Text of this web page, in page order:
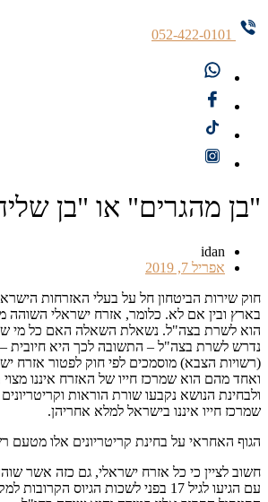
052-422-0101
"בן מהגרים" או "בן
idan
אפריל 7, 2019
חוק שירות הביטחון חל על בעלי האזרחות
בארץ ובין אם לא. כלומר, אזרח ישראלי השוהה
הוא לשרת בצה"ל. נשאלת השאלה האם כל מי
נדרש לשרת בצה"ל – התשובה לכך היא חיובית –
(רשויות הצבא) מוסמכים לפי חוק לפטור אזרח
ואחד מהם הוא שמרכז חייו של האזרח איננו
ולבחינת הנושא נקבעו שורת הוראות
שמרכז חייו איננו בישראל למלא אחריהן.
הגוף האחראי על בחינת קריטריונים אלו מטעם
חשוב לציין כי כל אזרח ישראלי, גם כזה אשר
עם הגיעו לגיל 17 בפני לשכות הגיוס